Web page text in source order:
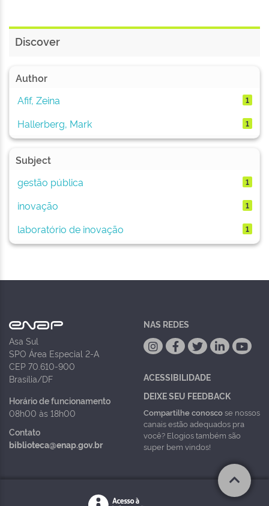
Discover
Author
Afif, Zeina
1
Hallerberg, Mark 1
Subject
gestão pública
1
inovação 1
laboratório de inovação 1
Asa Sul
SPO Área Especial 2-A
CEP 70.610-900
Brasília/DF
Horário de funcionamento
08h00 às 18h00
Contato
biblioteca@enap.gov.br
NAS REDES
ACESSIBILIDADE
DEIXE SEU FEEDBACK
Compartilhe conoscose nossos
canais estão adequados pra
você? Elogios também são
super bem vindos!